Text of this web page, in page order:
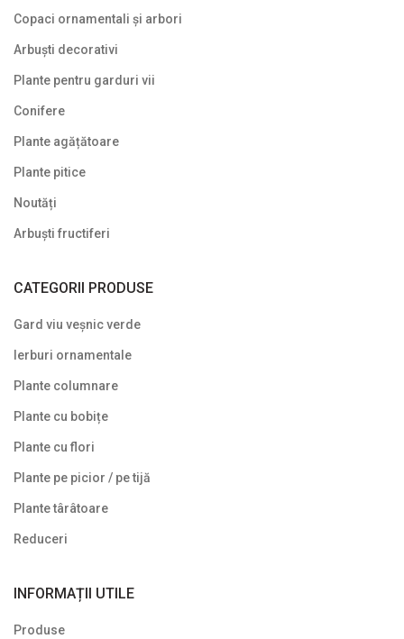
Uncategorized
Preturile nu contin TVA
Copaci ornamentali și arbori
Arbuști decorativi
Plante pentru garduri vii
Conifere
Plante agățătoare
Plante pitice
Noutăți
Arbuști fructiferi
CATEGORII PRODUSE
Gard viu veșnic verde
Ierburi ornamentale
Plante columnare
Plante cu bobițe
Plante cu flori
Plante pe picior / pe tijă
Plante târâtoare
Reduceri
INFORMAȚII UTILE
Produse